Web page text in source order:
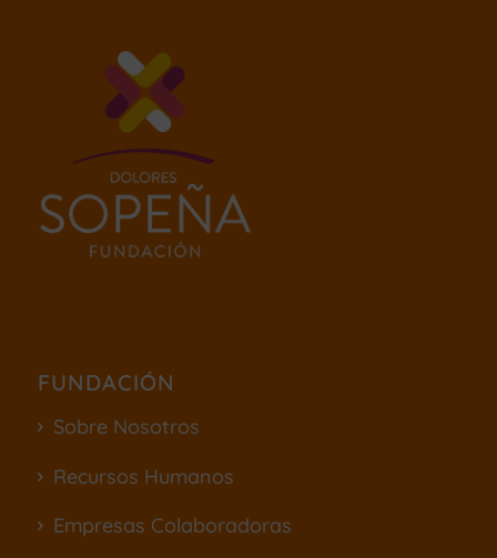
FUNDACIÓN
Sobre Nosotros
Recursos Humanos
Empresas Colaboradoras